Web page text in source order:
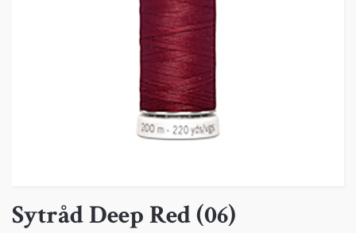
Sytråd Deep Red (06)